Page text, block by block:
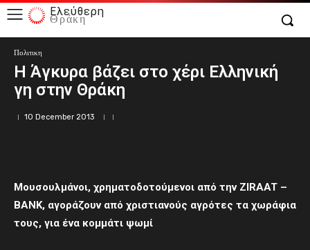
Ελεύθερη
Θράκη
Πολιτικη
Η Άγκυρα βάζει στο χέρι Ελληνική
γη στην Θράκη
10 December 2013
Μουσουλμάνοι, χρηματοδοτούμενοι από την ZIRAAT –
BANK, αγοράζουν από χριστιανούς αγρότες τα χωράφια
τους, για ένα κομμάτι ψωμί